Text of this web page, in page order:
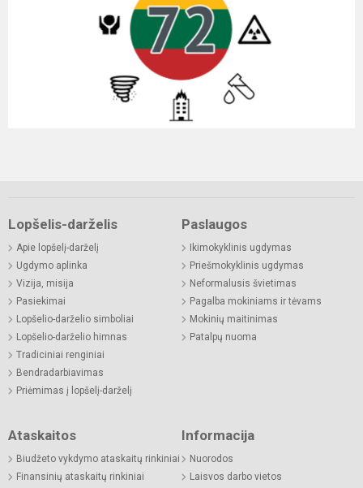
Lopšelis-darželis
Apie lopšelį-darželį
Ugdymo aplinka
Vizija, misija
Pasiekimai
Lopšelio-darželio simboliai
Lopšelio-darželio himnas
Tradiciniai renginiai
Bendradarbiavimas
Priėmimas į lopšelį-darželį
Paslaugos
Ikimokyklinis ugdymas
Priešmokyklinis ugdymas
Neformalusis švietimas
Pagalba mokiniams ir tėvams
Mokinių maitinimas
Patalpų nuoma
Ataskaitos
Biudžeto vykdymo ataskaitų rinkiniai
Finansinių ataskaitų rinkiniai
Informacija
Nuorodos
Laisvos darbo vietos